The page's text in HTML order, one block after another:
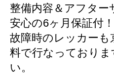
整備内容＆アフター
安心の6ヶ月保証付！
故障時のレッカーも
料で行なっておりま
い。